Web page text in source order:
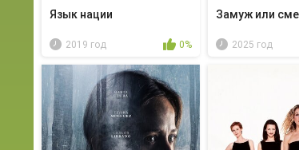
Язык нации
2019 год 0%
Замуж или
2025 год